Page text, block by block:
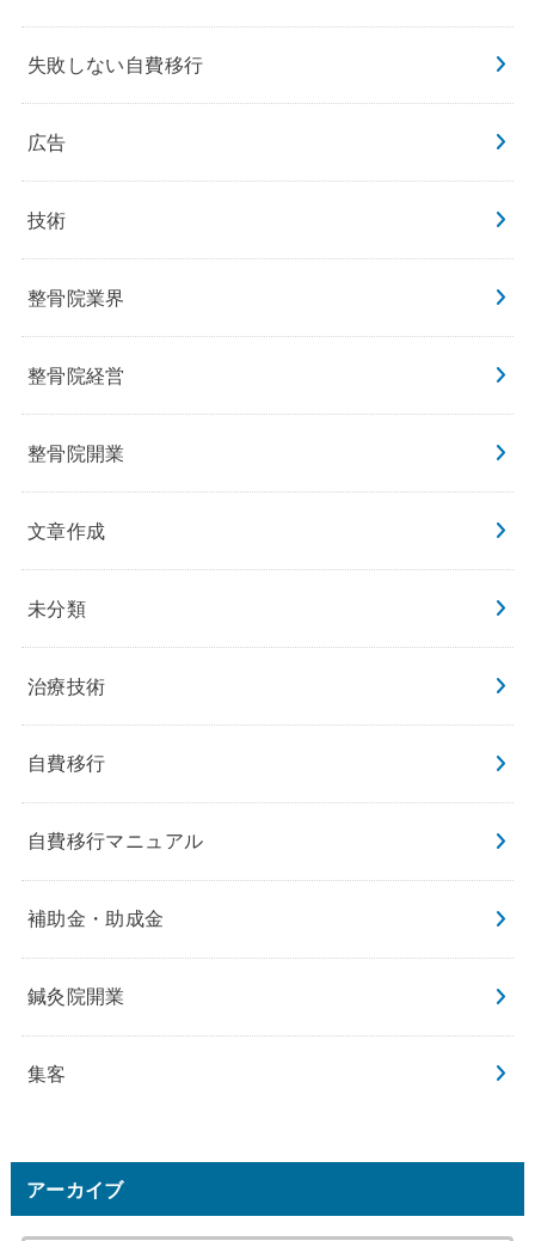
失敗しない自費移行
広告
技術
整骨院業界
整骨院経営
整骨院開業
文章作成
未分類
治療技術
自費移行
自費移行マニュアル
補助金・助成金
鍼灸院開業
集客
アーカイブ